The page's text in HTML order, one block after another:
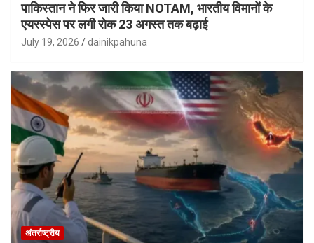
पाकिस्तान ने फिर जारी किया NOTAM, भारतीय विमानों के
एयरस्पेस पर लगी रोक 23 अगस्त तक बढ़ाई
July 19, 2026 dainikpahuna
अंतर्राष्ट्रीय